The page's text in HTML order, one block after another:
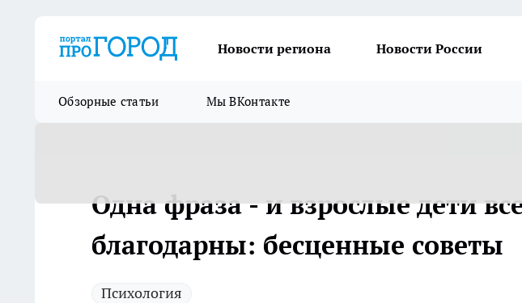
Новости региона Новости России
Обзорные статьи Мы ВКонтакте
Одна фраза - и взрослые дети
благодарны: бесценные советы
Психология